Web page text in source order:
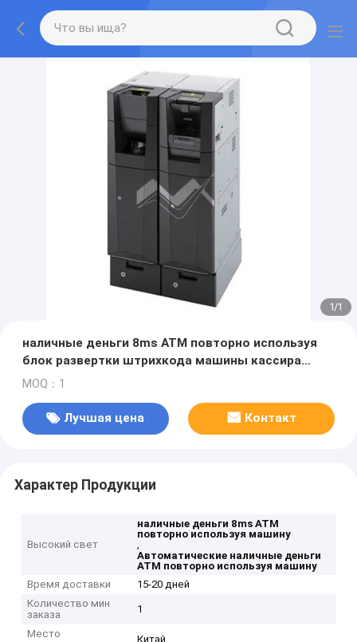
1/1
наличные деньги 8ms ATM повторно используя
блок развертки штрихкода машины кассира
банка машины автоматический
MOQ：1
Лучшая цена Контакт
Характер Продукции
Высокий свет
наличные деньги 8ms ATM
повторно используя машину
,
Автоматические наличные деньги
ATM повторно используя машину
Время доставки
15-20 дней
Количество мин
заказа
1
Место
Китай